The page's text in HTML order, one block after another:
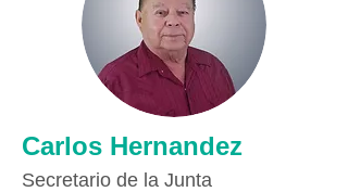
Carlos Hernandez
Secretario de la Junta